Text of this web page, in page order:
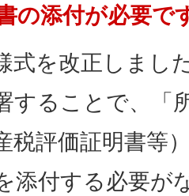
の添付が必要で
式を改正しまし
することで、「
税評価証明書等
添付する必要が